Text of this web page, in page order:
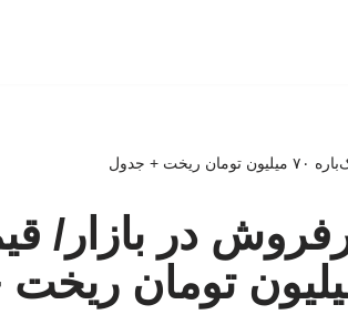
جدول
در بازار/
خودرو به یک‌باره ۷۰ میلیون تومان